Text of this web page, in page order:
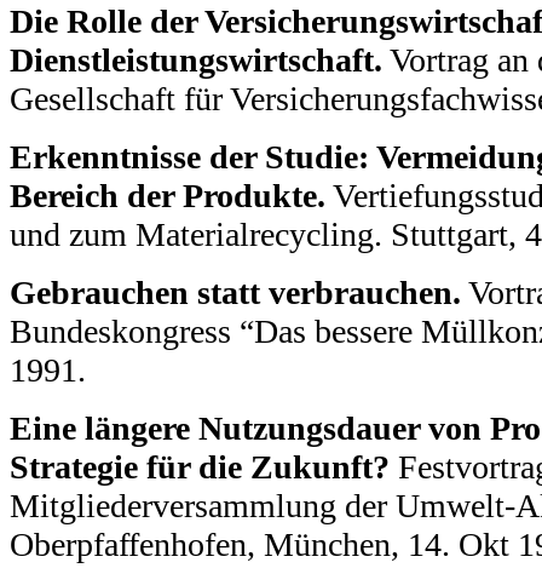
Die Rolle der
Dienstleistungswirtschaft. Vortrag an
Gesellschaft für
Erkenntnisse der Studie:
Bereich der Produkte.
und zum Materialrecycling. Stuttgart,
Gebrauchen statt verbrauchen.
Bundeskongress “Das bessere
1991.
Eine längere Nutzungsdauer von
Strategie für die Zukunft?
Mitgliederversammlung der Umwelt-
Oberpfaffenhofen, München, 14. Okt